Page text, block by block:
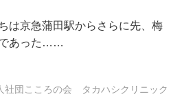
は京急蒲田駅からさらに先、梅
であった……
社団こころの会 タカハシクリニック